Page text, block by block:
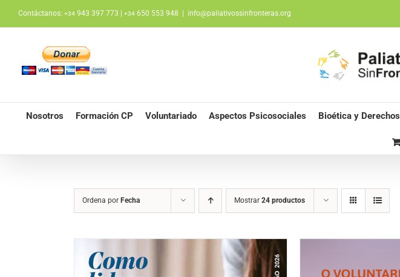
contenido
Contáctanos: +34 943 397 773 | +34 650 553 948 info@paliativossinfronteras.org
Nosotros Formación CP Voluntariado Aspectos Psicosociales Bioética y Derechos
Ordena por Fecha Mostrar 24 productos